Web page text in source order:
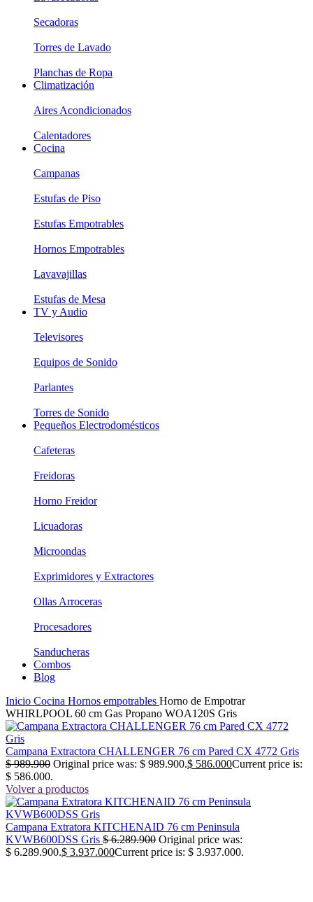
Secadoras
Torres de Lavado
Planchas de Ropa
Climatización
Aires Acondicionados
Calentadores
Cocina
Campanas
Estufas de Piso
Estufas Empotrables
Hornos Empotrables
Lavavajillas
Estufas de Mesa
TV y Audio
Televisores
Equipos de Sonido
Parlantes
Torres de Sonido
Pequeños Electrodomésticos
Cafeteras
Freidoras
Horno Freidor
Licuadoras
Microondas
Exprimidores y Extractores
Ollas Arroceras
Procesadores
Sanducheras
Combos
Blog
Inicio Cocina Hornos empotrables Horno de Empotrar
WHIRLPOOL 60 cm Gas Propano WOA120S Gris
Campana Extractora CHALLENGER 76 cm Pared CX 4772 Gris
$989.900 Original price was: $ 989.900.$ 586.000Current price is:
$ 586.000.
Volver a productos
Campana Extratora KITCHENAID 76 cm Peninsula
KVWB600DSS Gris $6.289.900 Original price was:
$ 6.289.900.$ 3.937.000Current price is: $ 3.937.000.